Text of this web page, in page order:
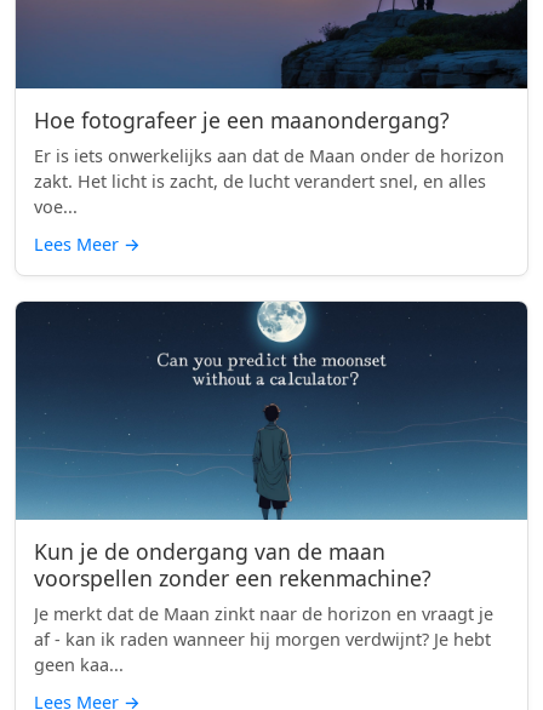
Hoe fotografeer je een maanondergang?
Er is iets onwerkelijks aan dat de Maan onder de horizon
zakt. Het licht is zacht, de lucht verandert snel, en alles
voe...
Lees Meer →
Kun je de ondergang van de maan
voorspellen zonder een rekenmachine?
Je merkt dat de Maan zinkt naar de horizon en vraagt je
af - kan ik raden wanneer hij morgen verdwijnt? Je hebt
geen kaa...
Lees Meer →